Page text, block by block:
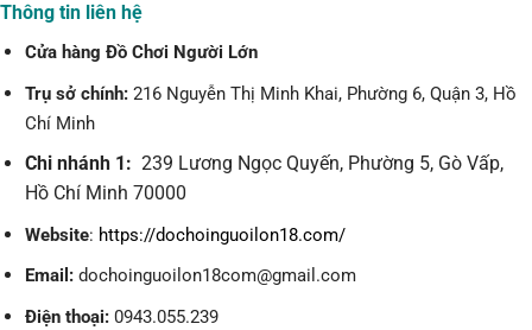
Thông tin liên hệ
Cửa hàng Đồ Chơi Người Lớn
Trụ sở chính: 216 Nguyễn Thị Minh Khai, Phường 6, Quận 3, Hồ
Chí Minh
Chi nhánh 1: 239 Lương Ngọc Quyến, Phường 5, Gò Vấp,
Hồ Chí Minh 70000
Website: https://dochoinguoilon18.com/
Email: dochoinguoilon18com@gmail.com
Điện thoại:0943.055.239